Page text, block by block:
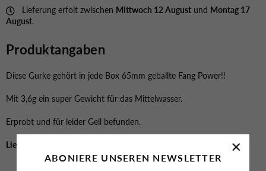
ABONIERE UNSEREN NEWSLETTER
×
Lieferung erfolt zwischen Mittwoch 12 August und Montag 17
August.
Produktangaben
Diese Gurke gehört in jede Box 65mm geballte Fang Power!!
Mit 3,6g ein super Gewicht für das Mittelwasser.
Erprobt und für leider Geil befunden.
Lieferzeit 5-7 Tage